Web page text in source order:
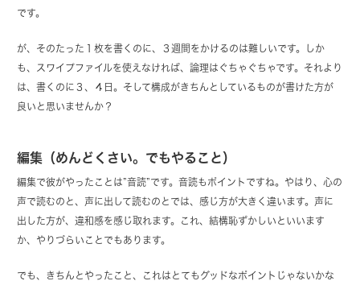
です。
が、そのたった１枚を書くのに、３週間をかけるのは難しいです。しか
も、スワイプファイルを使えなければ、論理はぐちゃぐちゃです。それより
は、書くのに３、４日。そして構成がきちんとしているものが書けた方が
良いと思いませんか？
編集（めんどくさい。でもやること）
編集で彼がやったことは”音読”です。音読もポイントですね。やはり、心の
声で読むのと、声に出して読むのとでは、感じ方が大きく違います。声に
出した方が、違和感を感じ取れます。これ、結構恥ずかしいといいます
か、やりづらいことでもあります。
でも、きちんとやったこと、これはとてもグッドなポイントじゃないかな